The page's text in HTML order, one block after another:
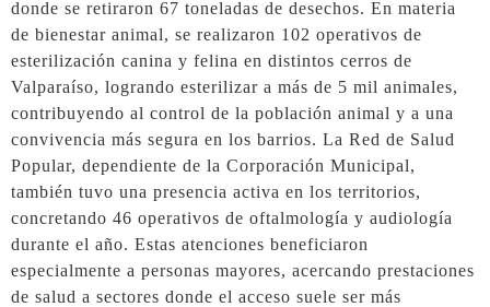
donde se retiraron 67 toneladas de desechos. En materia
de bienestar animal, se realizaron 102 operativos de
esterilización canina y felina en distintos cerros de
Valparaíso, logrando esterilizar a más de 5 mil animales,
contribuyendo al control de la población animal y a una
convivencia más segura en los barrios. La Red de Salud
Popular, dependiente de la Corporación Municipal,
también tuvo una presencia activa en los territorios,
concretando 46 operativos de oftalmología y audiología
durante el año. Estas atenciones beneficiaron
especialmente a personas mayores, acercando prestaciones
de salud a sectores donde el acceso suele ser más